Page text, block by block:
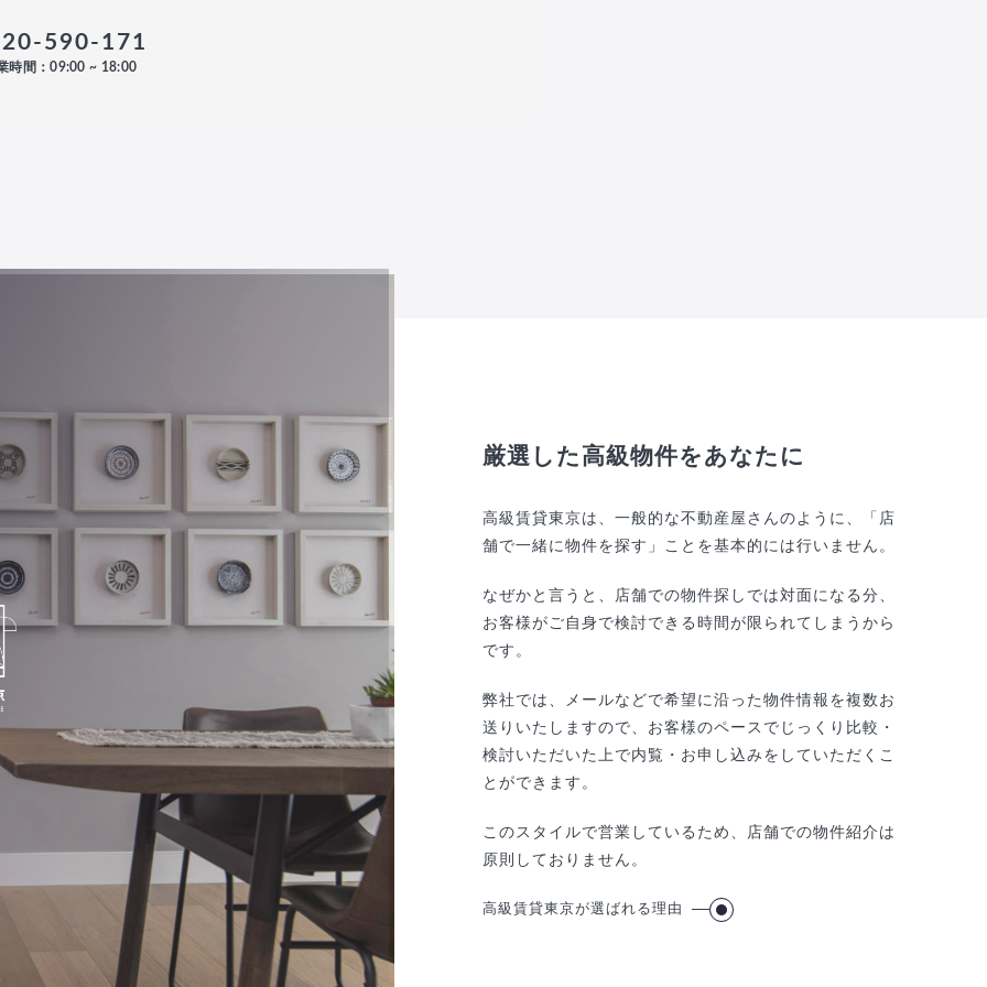
590-171
時間：09:00 ~ 18:00
厳選した高級物件をあなたに
高級賃貸東京は、一般的な不動産屋さんのように、「店
舗で一緒に物件を探す」ことを基本的には行いません。
なぜかと言うと、店舗での物件探しでは対面になる分、
お客様がご自身で検討できる時間が限られてしまうから
です。
弊社では、メールなどで希望に沿った物件情報を複数お
送りいたしますので、お客様のペースでじっくり比較・
検討いただいた上で内覧・お申し込みをしていただくこ
とができます。
このスタイルで営業しているため、店舗での物件紹介は
原則しておりません。
高級賃貸東京が選ばれる理由